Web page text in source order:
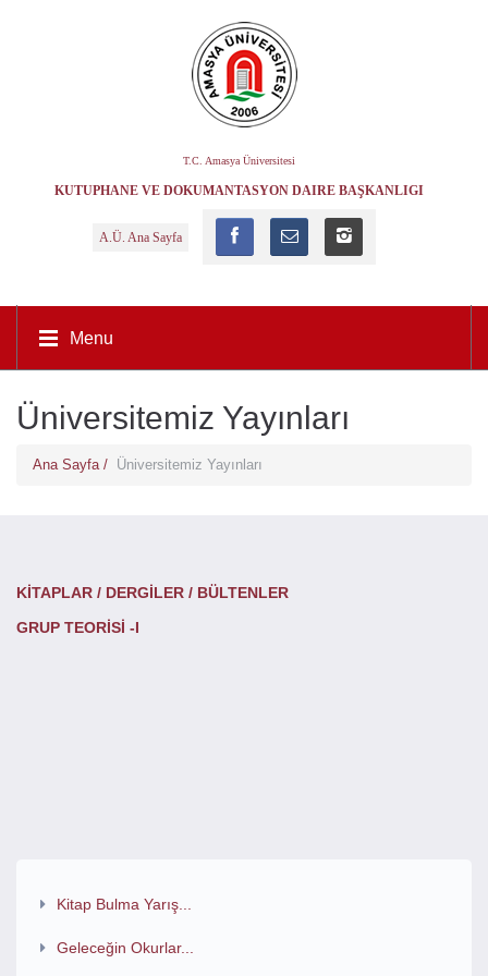
T.C. Amasya Üniversitesi
KÜTÜPHANE VE DOKÜMANTASYON DAIRE BAŞKANLIĞI
A.Ü. Ana Sayfa
Menu
Üniversitemiz Yayınları
Ana Sayfa / Üniversitemiz Yayınları
KİTAPLAR / DERGİLER / BÜLTENLER
GRUP TEORİSİ -I
Kitap Bulma Yarış...
Geleceğin Okurlar...